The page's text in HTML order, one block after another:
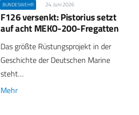
BUNDESWEHR 24. Juni 2026
F126 versenkt: Pistorius setzt
auf acht MEKO-200-Fregatten
Das größte Rüstungsprojekt in der
Geschichte der Deutschen Marine
steht…
Mehr